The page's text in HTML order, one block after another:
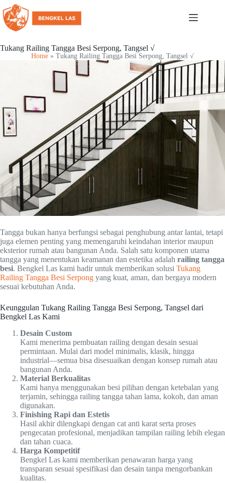
Tukang Railing Tangga Besi Serpong, Tangsel √
Home » Tukang Railing Tangga Besi Serpong, Tangsel √
Tangga bukan hanya berfungsi sebagai penghubung antar lantai, tetapi
juga elemen penting yang memengaruhi keindahan interior maupun
eksterior rumah atau bangunan Anda. Salah satu komponen utama
tangga yang menentukan keamanan dan estetika adalah railing tangga
besi. Bengkel Las kami hadir untuk memberikan solusi Tukang
Railing Tangga Besi Serpong yang kuat, aman, dan bergaya modern
sesuai kebutuhan Anda.
Keunggulan Tukang Railing Tangga Besi Serpong, Tangsel dari
Bengkel Las Kami
Desain Custom
Kami menerima pembuatan railing dengan desain sesuai
permintaan. Mulai dari model minimalis, klasik, hingga
industrial—semua bisa disesuaikan dengan konsep rumah atau
bangunan Anda.
Material Berkualitas
Kami hanya menggunakan besi pilihan dengan ketebalan yang
terjamin, sehingga railing tangga tahan lama, kokoh, dan aman
digunakan.
Finishing Rapi dan Estetis
Hasil akhir dilengkapi dengan cat anti karat serta proses
pengecatan profesional, menjadikan tampilan railing lebih elegan
dan tahan cuaca.
Harga Kompetitif
Bengkel Las kami memberikan penawaran harga yang
transparan sesuai spesifikasi dan desain tanpa mengorbankan
kualitas.